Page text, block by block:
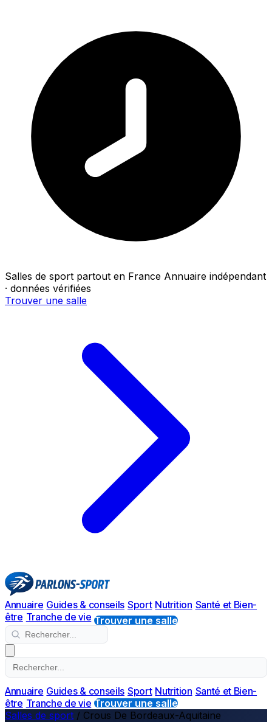
Salles de sport partout en France Annuaire indépendant
· données vérifiées
Trouver une salle
Annuaire Guides & conseils Sport Nutrition Santé et Bien-
être Tranche de vie Trouver une salle
Annuaire Guides & conseils Sport Nutrition Santé et Bien-
être Tranche de vie Trouver une salle
Salles de sport / Crous De Bordeaux-Aquitaine